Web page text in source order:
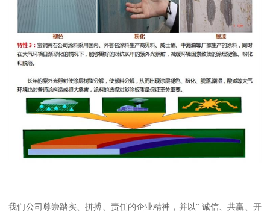
我们公司尊崇踏实、拼搏、责任的企业精神，并以“ 诚信、共赢、开